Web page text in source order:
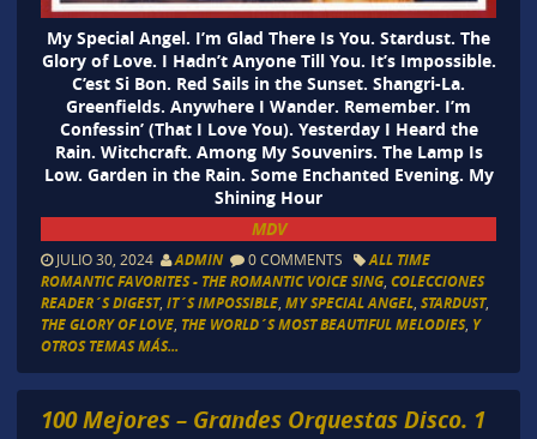
My Special Angel. I’m Glad There Is You. Stardust. The
Glory of Love. I Hadn’t Anyone Till You. It’s Impossible.
C’est Si Bon. Red Sails in the Sunset. Shangri-La.
Greenfields. Anywhere I Wander. Remember. I’m
Confessin’ (That I Love You). Yesterday I Heard the
Rain. Witchcraft. Among My Souvenirs. The Lamp Is
Low. Garden in the Rain. Some Enchanted Evening. My
Shining Hour
MDV
JULIO 30, 2024 ADMIN 0 COMMENTS
ALL TIME
ROMANTIC FAVORITES - THE ROMANTIC VOICE SING, COLECCIONES
READER´S DIGEST, IT´S IMPOSSIBLE, MY SPECIAL ANGEL, STARDUST,
THE GLORY OF LOVE, THE WORLD´S MOST BEAUTIFUL MELODIES, Y
OTROS TEMAS MÁS...
100 Mejores – Grandes Orquestas Disco. 1